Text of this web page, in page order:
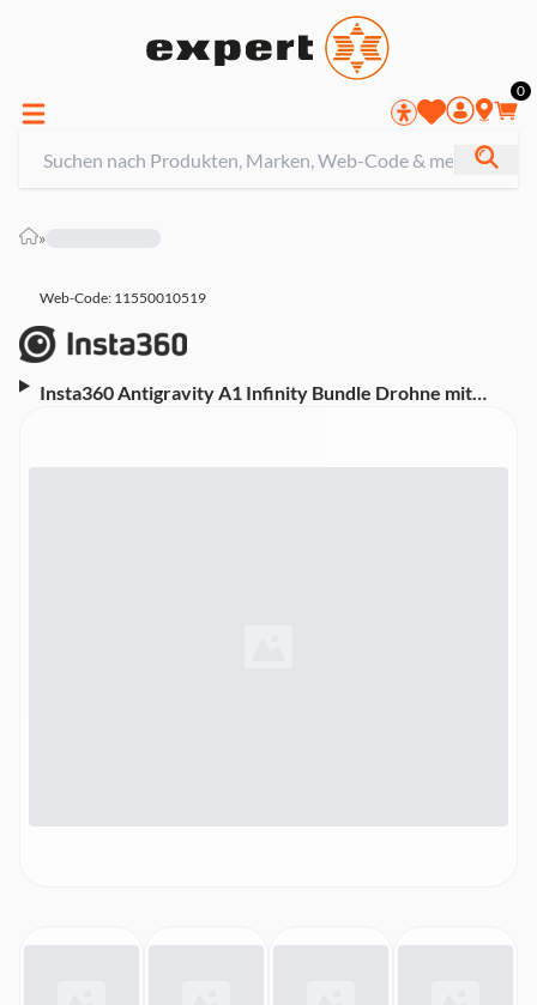
0
»
Web-Code: 11550010519
Insta360 Antigravity A1 Infinity Bundle Drohne mit